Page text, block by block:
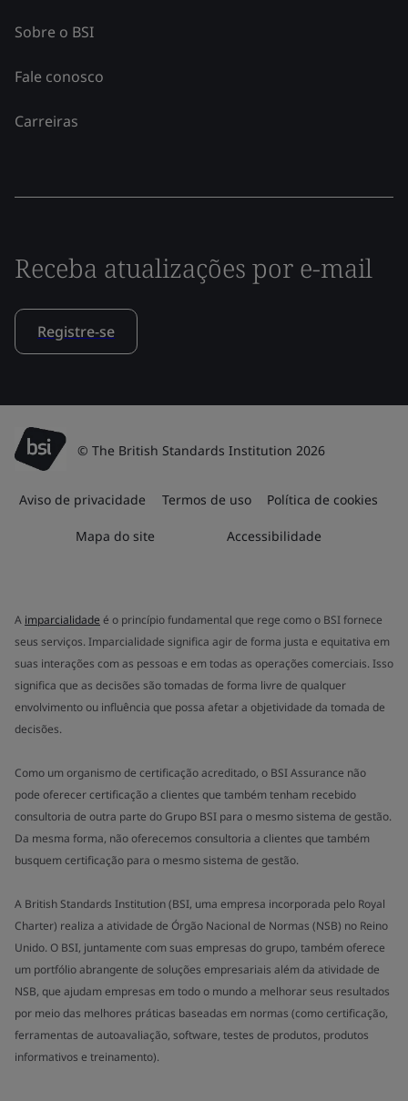
Sobre o BSI
Fale conosco
Carreiras
Receba atualizações por e-mail
Registre-se
© The British Standards Institution 2026
Aviso de privacidade Termos de uso Política de cookies
Mapa do site Accessibilidade
A imparcialidade é o princípio fundamental que rege como o BSI fornece
seus serviços. Imparcialidade significa agir de forma justa e equitativa em
suas interações com as pessoas e em todas as operações comerciais. Isso
significa que as decisões são tomadas de forma livre de qualquer
envolvimento ou influência que possa afetar a objetividade da tomada de
decisões.
Como um organismo de certificação acreditado, o BSI Assurance não
pode oferecer certificação a clientes que também tenham recebido
consultoria de outra parte do Grupo BSI para o mesmo sistema de gestão.
Da mesma forma, não oferecemos consultoria a clientes que também
busquem certificação para o mesmo sistema de gestão.
A British Standards Institution (BSI, uma empresa incorporada pelo Royal
Charter) realiza a atividade de Órgão Nacional de Normas (NSB) no Reino
Unido. O BSI, juntamente com suas empresas do grupo, também oferece
um portfólio abrangente de soluções empresariais além da atividade de
NSB, que ajudam empresas em todo o mundo a melhorar seus resultados
por meio das melhores práticas baseadas em normas (como certificação,
ferramentas de autoavaliação, software, testes de produtos, produtos
informativos e treinamento).